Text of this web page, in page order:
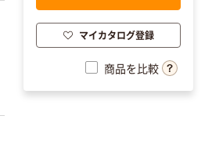
マイカタログ登録
商品を比較